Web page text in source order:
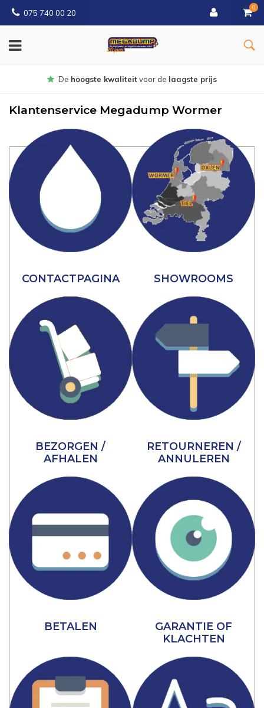
075 740 00 20
0
Gratisbezorgd vanaf € 150
Klantenservice Megadump Wormer
CONTACTPAGINA SHOWROOMS
BEZORGEN /
AFHALEN
RETOURNEREN /
ANNULEREN
BETALEN
GARANTIE OF
KLACHTEN